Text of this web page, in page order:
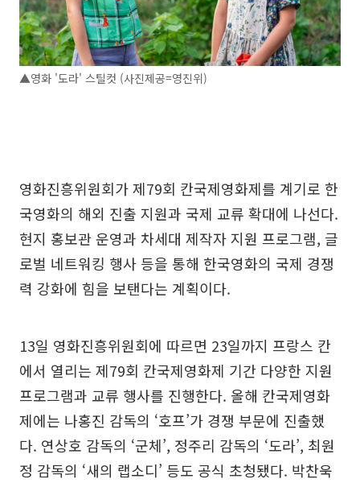
▲영화 '도라' 스틸컷 (사진제공=영진위)
영화진흥위원회가 제79회 칸국제영화제를 계기로 한
국영화의 해외 진출 지원과 국제 교류 확대에 나선다.
현지 홍보관 운영과 차세대 제작자 지원 프로그램, 글
로벌 네트워킹 행사 등을 통해 한국영화의 국제 경쟁
력 강화에 힘을 보탠다는 계획이다.
13일 영화진흥위원회에 따르면 23일까지 프랑스 칸
에서 열리는 제79회 칸국제영화제 기간 다양한 지원
프로그램과 교류 행사를 진행한다. 올해 칸국제영화
제에는 나홍진 감독의 ‘호프’가 경쟁 부문에 진출했
다. 연상호 감독의 ‘군체’, 정주리 감독의 ‘도라’, 최원
정 감독의 ‘새의 랩소디’ 등도 공식 초청됐다. 박찬욱